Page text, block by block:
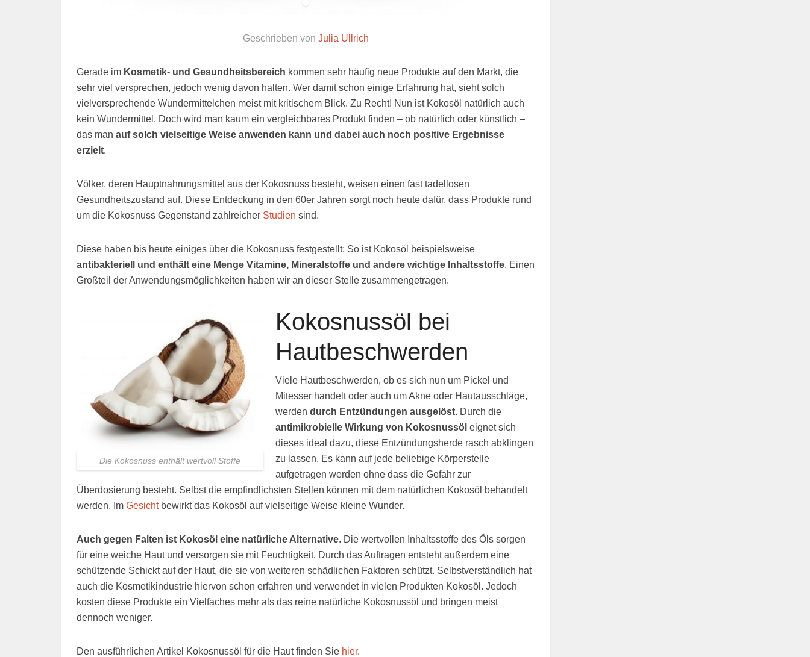
Geschrieben von Julia Ullrich
Gerade im Kosmetik- und Gesundheitsbereich kommen sehr häufig neue Produkte auf den Markt, die
sehr viel versprechen, jedoch wenig davon halten. Wer damit schon einige Erfahrung hat, sieht solch
vielversprechende Wundermittelchen meist mit kritischem Blick. Zu Recht! Nun ist Kokosöl natürlich auch
kein Wundermittel. Doch wird man kaum ein vergleichbares Produkt finden – ob natürlich oder künstlich –
das man auf solch vielseitige Weise anwenden kann und dabei auch noch positive Ergebnisse
erzielt.
Völker, deren Hauptnahrungsmittel aus der Kokosnuss besteht, weisen einen fast tadellosen
Gesundheitszustand auf. Diese Entdeckung in den 60er Jahren sorgt noch heute dafür, dass Produkte rund
um die Kokosnuss Gegenstand zahlreicher Studien sind.
Diese haben bis heute einiges über die Kokosnuss festgestellt: So ist Kokosöl beispielsweise
antibakteriell und enthält eine Menge Vitamine, Mineralstoffe und andere wichtige Inhaltsstoffe. Einen
Großteil der Anwendungsmöglichkeiten haben wir an dieser Stelle zusammengetragen.
Die Kokosnuss enthält wertvoll Stoffe
Kokosnussöl bei
Hautbeschwerden
Viele Hautbeschwerden, ob es sich nun um Pickel und
Mitesser handelt oder auch um Akne oder Hautausschläge,
werden durch Entzündungen ausgelöst. Durch die
antimikrobielle Wirkung von Kokosnussöl eignet sich
dieses ideal dazu, diese Entzündungsherde rasch abklingen
zu lassen. Es kann auf jede beliebige Körperstelle
aufgetragen werden ohne dass die Gefahr zur
Überdosierung besteht. Selbst die empfindlichsten Stellen können mit dem natürlichen Kokosöl behandelt
werden. Im Gesichtbewirkt das Kokosöl auf vielseitige Weise kleine Wunder.
Auch gegen Falten ist Kokosöl eine natürliche Alternative. Die wertvollen Inhaltsstoffe des Öls sorgen
für eine weiche Haut und versorgen sie mit Feuchtigkeit. Durch das Auftragen entsteht außerdem eine
schützende Schickt auf der Haut, die sie von weiteren schädlichen Faktoren schützt. Selbstverständlich hat
auch die Kosmetikindustrie hiervon schon erfahren und verwendet in vielen Produkten Kokosöl. Jedoch
kosten diese Produkte ein Vielfaches mehr als das reine natürliche Kokosnussöl und bringen meist
dennoch weniger.
Den ausführlichen Artikel Kokosnussöl für die Haut finden Sie hier.